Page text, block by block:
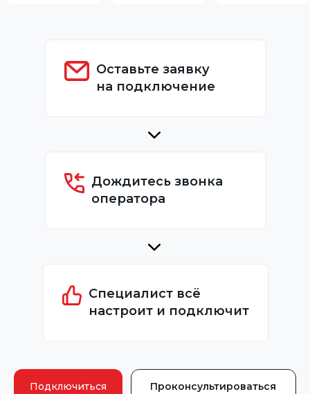
Оставьте заявку
на подключение
Дождитесь звонка
оператора
Специалист всё
настроит и подключит
Подключиться Проконсультироваться